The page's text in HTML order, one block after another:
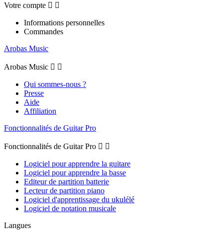
Votre compte  
Informations personnelles
Commandes
Arobas Music
Arobas Music  
Qui sommes-nous ?
Presse
Aide
Affiliation
Fonctionnalités de Guitar Pro
Fonctionnalités de Guitar Pro  
Logiciel pour apprendre la guitare
Logiciel pour apprendre la basse
Editeur de partition batterie
Lecteur de partition piano
Logiciel d'apprentissage du ukulélé
Logiciel de notation musicale
Langues